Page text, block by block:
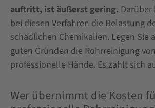
auftritt, ist äußerst gering.
bei diesen Verfahren die Belastung
schädlichen Chemikalien. Legen Sie
guten Gründen die Rohrreinigung
professionelle Hände. Es zahlt sich
Wer übernimmt die Kosten